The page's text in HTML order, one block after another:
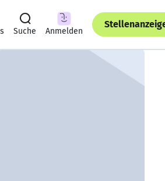
Suche Anmelden